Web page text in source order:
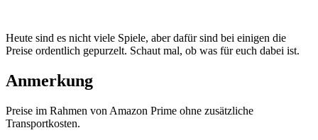
Heute sind es nicht viele Spiele, aber dafür sind bei einigen die
Preise ordentlich gepurzelt. Schaut mal, ob was für euch dabei ist.
Anmerkung
Preise im Rahmen von Amazon Prime ohne zusätzliche
Transportkosten.